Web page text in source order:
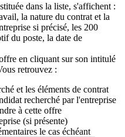
dans la liste, s'affichent :
la nature du contrat et la
si précisé, les 200
du poste, la date de
en cliquant sur son intitulé
retrouvez :
et les éléments de contrat
recherché par l'entreprise
à cette offre
(si présente)
le cas échéant